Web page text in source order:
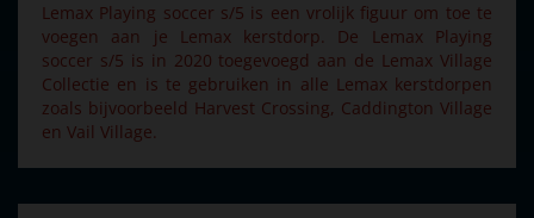
Lemax Playing soccer s/5 is een vrolijk figuur om toe te
voegen aan je Lemax kerstdorp. De Lemax Playing
soccer s/5 is in 2020 toegevoegd aan de Lemax Village
Collectie en is te gebruiken in alle Lemax kerstdorpen
zoals bijvoorbeeld Harvest Crossing, Caddington Village
en Vail Village.